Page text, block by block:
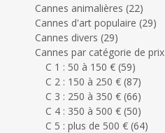
Cannes animalières (22)
Cannes d'art populaire (29)
Cannes divers (29)
Cannes par catégorie de prix
C 1 : 50 à 150 € (59)
C 2 : 150 à 250 € (87)
C 3 : 250 à 350 € (66)
C 4 : 350 à 500 € (50)
C 5 : plus de 500 € (64)